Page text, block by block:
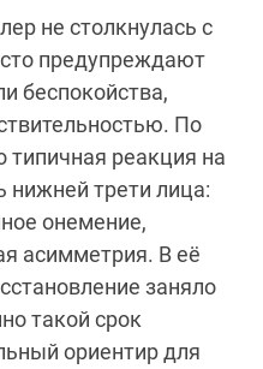
не столкнулась с
предупреждают
беспокойства,
По
типичная реакция на
нижней трети лица:
онемение,
асимметрия. В её
заняло
такой срок
ориентир для